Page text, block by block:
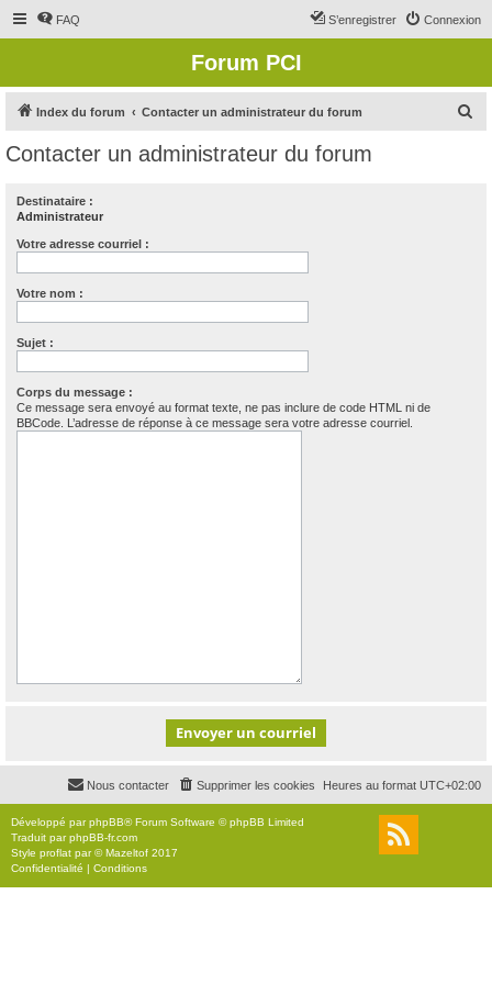
FAQ Connexion
S’enregistrer
Forum PCI
Index du forum Contacter un administrateur du forum
Contacter un administrateur du forum
Destinataire :
Administrateur
Votre adresse courriel :
Votre nom :
Sujet :
Corps du message :
Ce message sera envoyé au format texte, ne pas inclure de code HTML ni de
BBCode. L’adresse de réponse à ce message sera votre adresse courriel.
Heures au format UTC+02:00
Supprimer les cookies
Nous contacter
Développé parphpBB® Forum Software © phpBB Limited
Traduit parphpBB-fr.com
Style proflat par ©Mazeltof 2017
Confidentialité | Conditions